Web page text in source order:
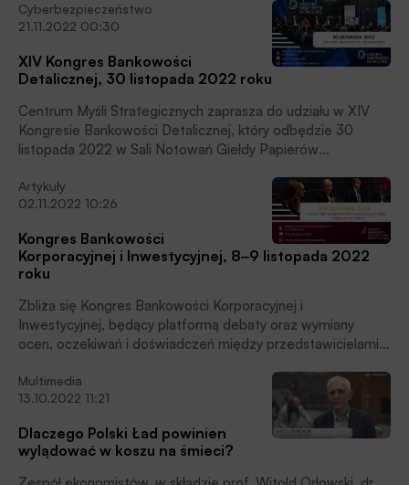
(ul. Książęca 4).
Cyberbezpieczeństwo
21.11.2022 00:30
XIV Kongres Bankowości
Detalicznej, 30 listopada 2022 roku
Centrum Myśli Strategicznych zaprasza do udziału w XIV
Kongresie Bankowości Detalicznej, który odbędzie 30
listopada 2022 w Sali Notowań Giełdy Papierów
Artykuły
02.11.2022 10:26
Kongres Bankowości
Korporacyjnej i Inwestycyjnej, 8‒9 listopada 2022
roku
Zbliża się Kongres Bankowości Korporacyjnej i
Inwestycyjnej, będący platformą debaty oraz wymiany
ocen, oczekiwań i doświadczeń między przedstawicielami
Ósma edycja spotkania obędzie się w dniach 8‒9 listopada
2022 roku w Centrum Giełdowym w Warszawie.
Multimedia
13.10.2022 11:21
Dlaczego Polski Ład powinien
wylądować w koszu na śmieci?